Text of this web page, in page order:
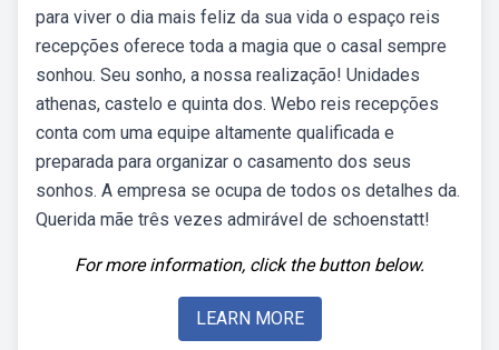
para viver o dia mais feliz da sua vida o espaço reis
recepções oferece toda a magia que o casal sempre
sonhou. Seu sonho, a nossa realização! Unidades
athenas, castelo e quinta dos. Webo reis recepções
conta com uma equipe altamente qualificada e
preparada para organizar o casamento dos seus
sonhos. A empresa se ocupa de todos os detalhes da.
Querida mãe três vezes admirável de schoenstatt!
For more information, click the button below.
LEARN MORE